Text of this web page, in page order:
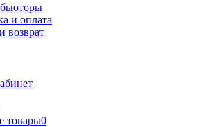
и оплата
возврат
товары0